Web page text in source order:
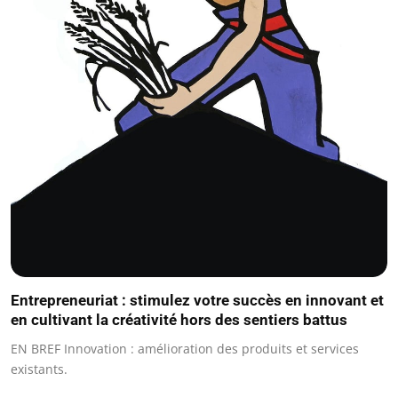
Entrepreneuriat : stimulez votre succès en innovant et
en cultivant la créativité hors des sentiers battus
EN BREF Innovation : amélioration des produits et services
existants.